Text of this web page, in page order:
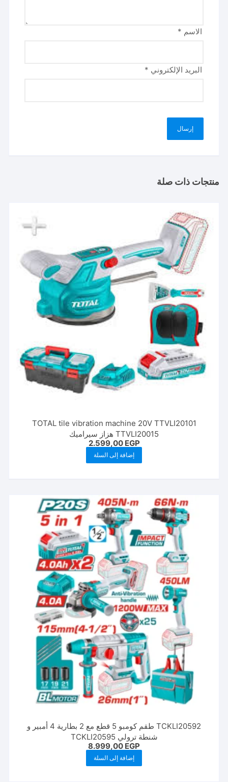
الاسم *
البريد الإلكتروني *
منتجات ذات صلة
TOTAL tile vibration machine 20V TTVLI20101
TTVLI20015 هزاز سيراميك
2.599,00 EGP
إضافة إلى السلة
TCKLI20592 طقم كومبو 5 قطع مع 2 بطارية 4 أمبير و
شنطة ترولي TCKLI20595
8.999,00 EGP
إضافة إلى السلة